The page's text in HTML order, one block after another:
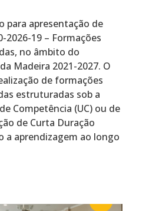
para apresentação de
2026-19 – Formações
no âmbito do
Madeira 2021-2027. O
de formações
estruturadas sob a
Competência (UC) ou de
de Curta Duração
a aprendizagem ao longo